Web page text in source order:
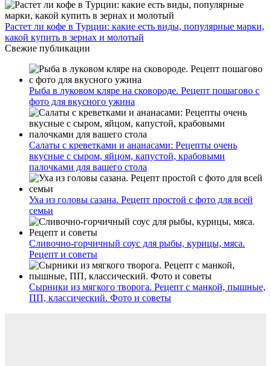
Растет ли кофе в Турции: какие есть виды, популярные марки,
какой купить в зернах и молотый
Свежие публикации
Рыба в луковом кляре на сковороде. Рецепт пошагово с
фото для вкусного ужина
Салаты с креветками и ананасами: Рецепты очень
вкусные с сыром, яйцом, капустой, крабовыми
палочками для вашего стола
Уха из головы сазана. Рецепт простой с фото для всей
семьи
Сливочно-горчичный соус для рыбы, курицы, мяса.
Рецепт и советы
Сырники из мягкого творога. Рецепт с манкой, пышные,
ПП, классический. Фото и советы